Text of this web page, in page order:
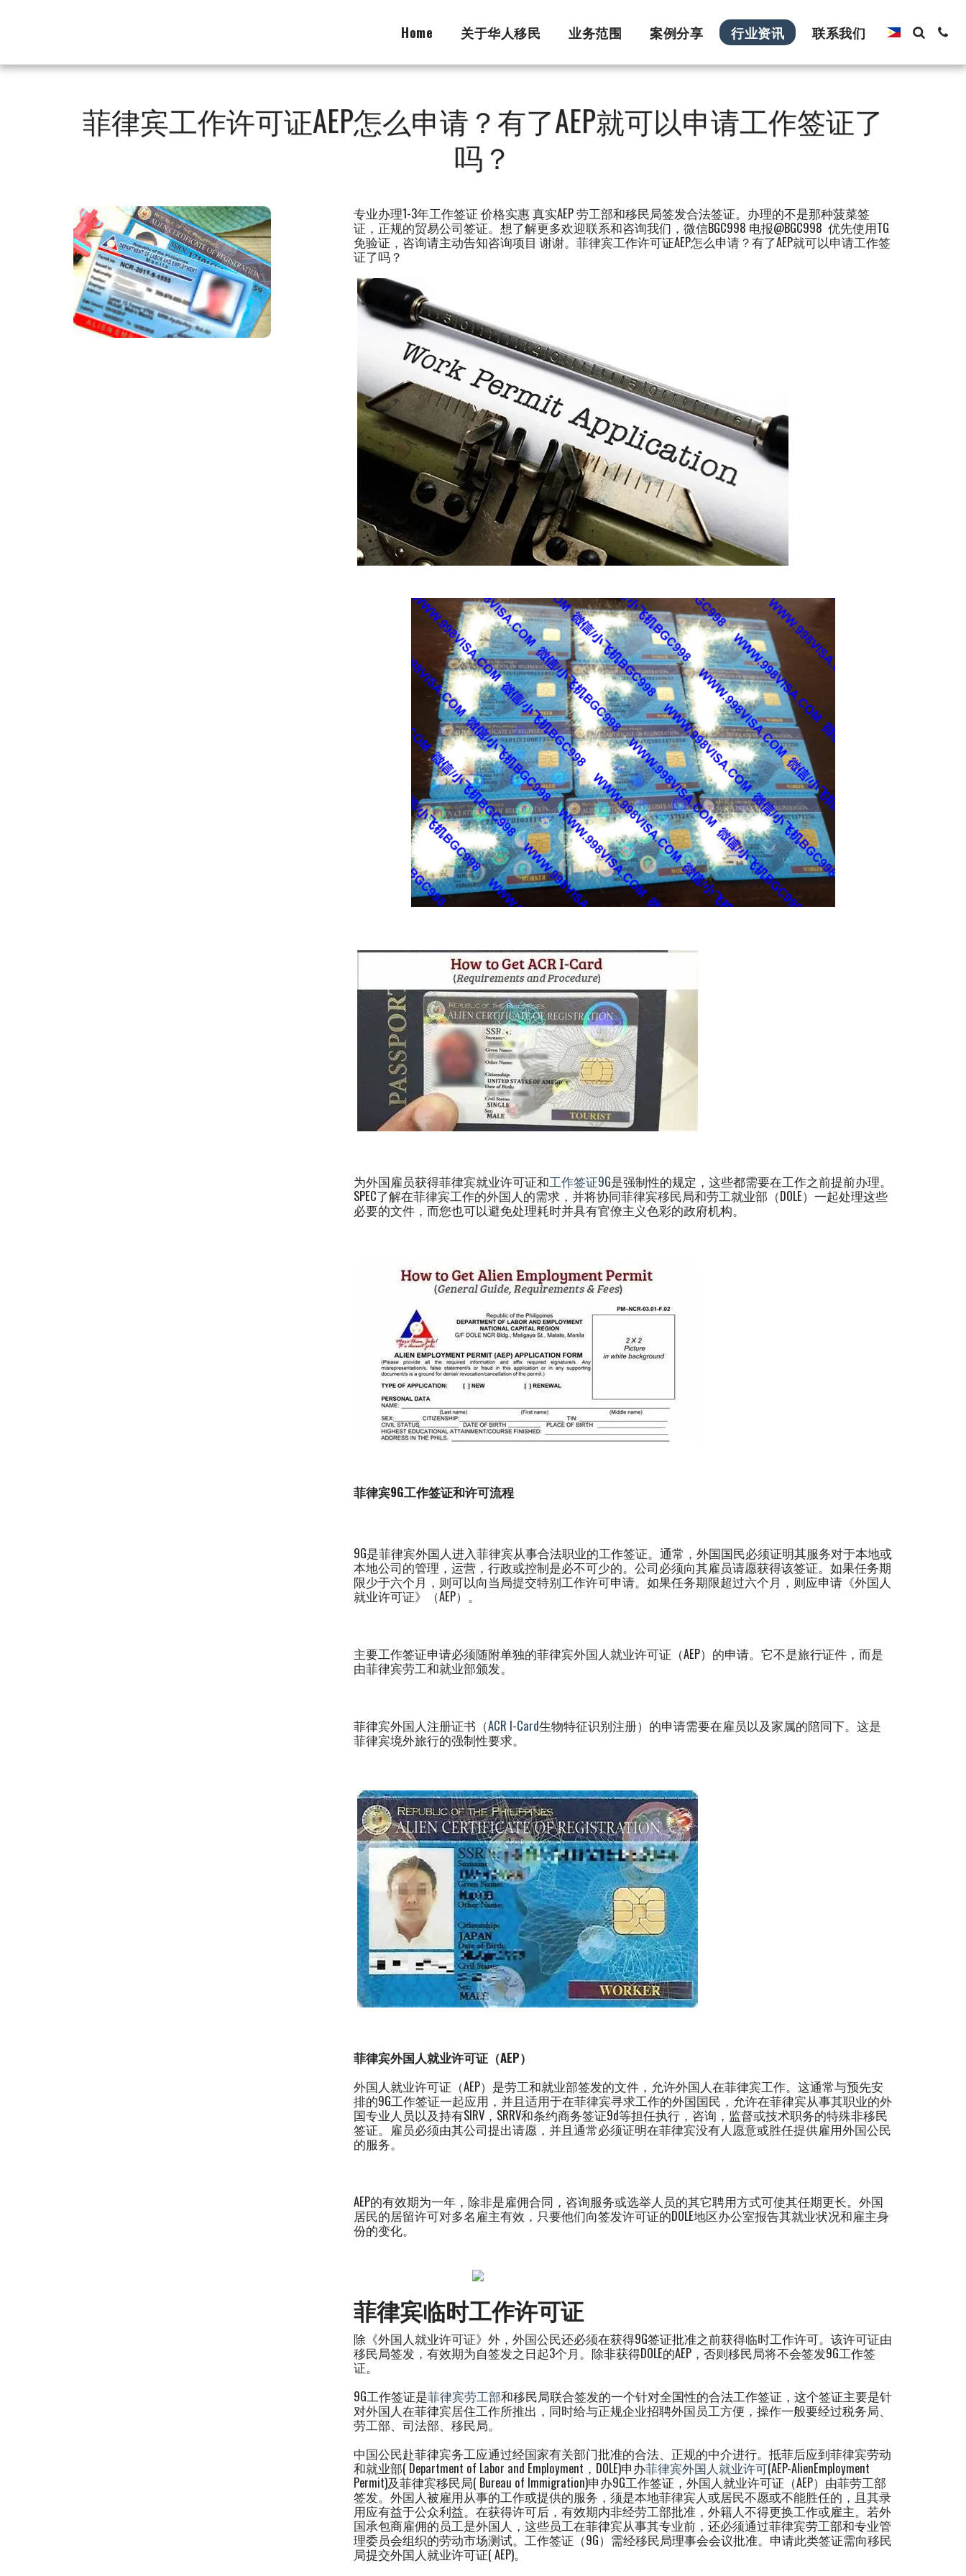
Home 关于华人移民 业务范围 案例分享 行业资讯 联系我们
菲律宾工作许可证AEP怎么申请？有了AEP就可以申请工作签证了
吗？
专业办理1-3年工作签证 价格实惠 真实AEP 劳工部和移民局签发合法签证。办理的不是那种菠菜签
证，正规的贸易公司签证。想了解更多欢迎联系和咨询我们，微信BGC998 电报@BGC998 优先使用TG
免验证，咨询请主动告知咨询项目 谢谢。菲律宾工作许可证AEP怎么申请？有了AEP就可以申请工作签
证了吗？
为外国雇员获得菲律宾就业许可证和工作签证9G是强制性的规定，这些都需要在工作之前提前办理。
SPEC了解在菲律宾工作的外国人的需求，并将协同菲律宾移民局和劳工就业部（DOLE）一起处理这些
必要的文件，而您也可以避免处理耗时并具有官僚主义色彩的政府机构。
菲律宾9G工作签证和许可流程
9G是菲律宾外国人进入菲律宾从事合法职业的工作签证。通常，外国国民必须证明其服务对于本地或
本地公司的管理，运营，行政或控制是必不可少的。公司必须向其雇员请愿获得该签证。如果任务期
限少于六个月，则可以向当局提交特别工作许可申请。如果任务期限超过六个月，则应申请《外国人
就业许可证》（AEP）。
主要工作签证申请必须随附单独的菲律宾外国人就业许可证（AEP）的申请。它不是旅行证件，而是
由菲律宾劳工和就业部颁发。
菲律宾外国人注册证书（ACR I-Card生物特征识别注册）的申请需要在雇员以及家属的陪同下。这是
菲律宾境外旅行的强制性要求。
菲律宾外国人就业许可证（AEP）
外国人就业许可证（AEP）是劳工和就业部签发的文件，允许外国人在菲律宾工作。这通常与预先安
排的9G工作签证一起应用，并且适用于在菲律宾寻求工作的外国国民，允许在菲律宾从事其职业的外
国专业人员以及持有SIRV，SRRV和条约商务签证9d等担任执行，咨询，监督或技术职务的特殊非移民
签证。雇员必须由其公司提出请愿，并且通常必须证明在菲律宾没有人愿意或胜任提供雇用外国公民
的服务。
AEP的有效期为一年，除非是雇佣合同，咨询服务或选举人员的其它聘用方式可使其任期更长。外国
居民的居留许可对多名雇主有效，只要他们向签发许可证的DOLE地区办公室报告其就业状况和雇主身
份的变化。
菲律宾临时工作许可证
除《外国人就业许可证》外，外国公民还必须在获得9G签证批准之前获得临时工作许可。该许可证由
移民局签发，有效期为自签发之日起3个月。除非获得DOLE的AEP，否则移民局将不会签发9G工作签
证。
9G工作签证是菲律宾劳工部和移民局联合签发的一个针对全国性的合法工作签证，这个签证主要是针
对外国人在菲律宾居住工作所推出，同时给与正规企业招聘外国员工方便，操作一般要经过税务局、
劳工部、司法部、移民局。
中国公民赴菲律宾务工应通过经国家有关部门批准的合法、正规的中介进行。抵菲后应到菲律宾劳动
和就业部( Department of Labor and Employment，DOLE)申办菲律宾外国人就业许可(AEP-AlienEmployment
Permit)及菲律宾移民局( Bureau of Immigration)申办9G工作签证，外国人就业许可证（AEP）由菲劳工部
签发。外国人被雇用从事的工作或提供的服务，须是本地菲律宾人或居民不愿或不能胜任的，且其录
用应有益于公众利益。在获得许可后，有效期内非经劳工部批准，外籍人不得更换工作或雇主。若外
国承包商雇佣的员工是外国人，这些员工在菲律宾从事其专业前，还必须通过菲律宾劳工部和专业管
理委员会组织的劳动市场测试。工作签证（9G）需经移民局理事会会议批准。申请此类签证需向移民
局提交外国人就业许可证( AEP)。